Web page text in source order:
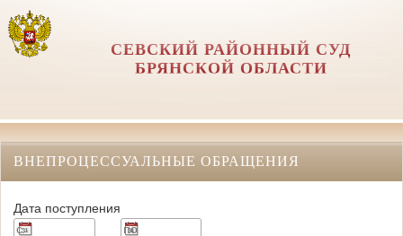
СЕВСКИЙ РАЙОННЫЙ СУД
БРЯНСКОЙ ОБЛАСТИ
ВНЕПРОЦЕССУАЛЬНЫЕ ОБРАЩЕНИЯ
Дата поступления